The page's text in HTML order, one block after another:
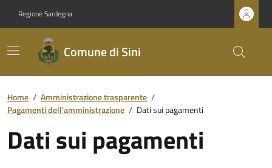
Regione Sardegna
Comune di Sini
Home / Amministrazione trasparente /
Pagamenti dell'amministrazione / Dati sui pagamenti
Dati sui pagamenti